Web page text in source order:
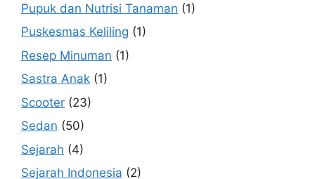
Pupuk dan Nutrisi Tanaman (1)
Puskesmas Keliling (1)
Resep Minuman (1)
Sastra Anak (1)
Scooter (23)
Sedan (50)
Sejarah (4)
Sejarah Indonesia (2)